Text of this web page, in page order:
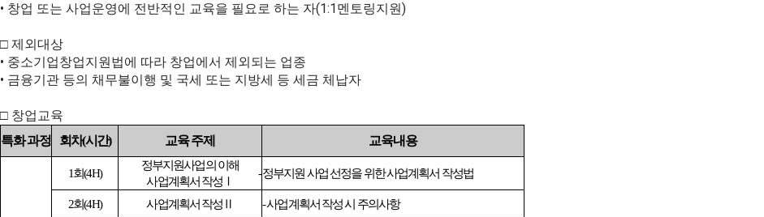
책
지
사
항
• 창업 또는 사업운영에 전반적인 교육을 필요로 하는 자(1:1멘토링지원)
□ 제외대상
• 중소기업창업지원법에 따라 창업에서 제외되는 업종
• 금융기관 등의 채무불이행 및 국세 또는 지방세 등 세금 체납자
□ 창업교육
특화 과정 회차(시간) 교육 주제 교육내용
1회(4H)
정부지원사업의 이해
사업계획서 작성 Ⅰ
-정부지원 사업 선정을 위한 사업계획서 작성법
2회(4H) 사업계획서 작성 Ⅱ -사업계획서 작성 시 주의사항